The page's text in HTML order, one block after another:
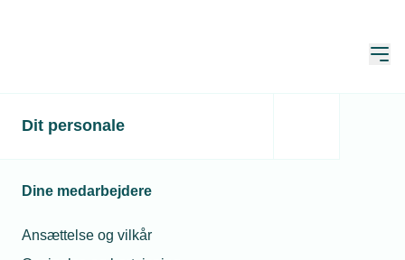
Dit personale
Dine medarbejdere
Ansættelse og vilkår
Søg